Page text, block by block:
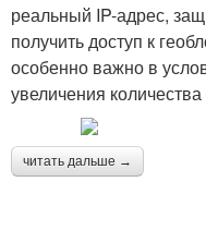
реальный IP-адрес,
получить доступ к
особенно важно в
увеличения
читать дальше →